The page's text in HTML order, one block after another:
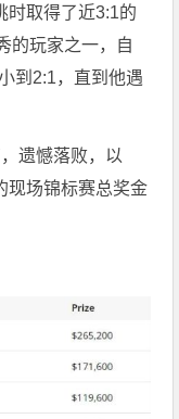
时取得了近3:1的
的玩家之一，自
到2:1，直到他遇
遗憾落败，以
现场锦标赛总奖金